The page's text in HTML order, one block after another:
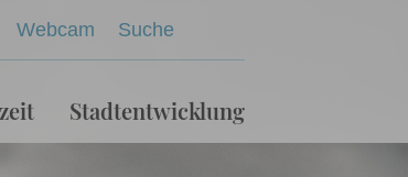
Webcam Suche
Stadtentwicklung